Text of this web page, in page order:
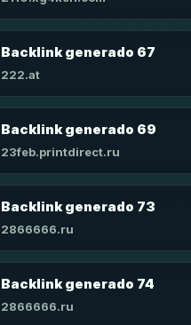
Backlink generado 67
222.at
Backlink generado 69
23feb.printdirect.ru
Backlink generado 73
2866666.ru
Backlink generado 74
2866666.ru